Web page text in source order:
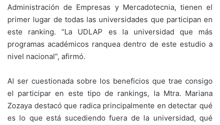
Administración de Empresas y Mercadotecnia, tienen el
primer lugar de todas las universidades que participan en
este ranking. “La UDLAP es la universidad que más
programas académicos ranquea dentro de este estudio a
nivel nacional”, afirmó.
Al ser cuestionada sobre los beneficios que trae consigo
el participar en este tipo de rankings, la Mtra. Mariana
Zozaya destacó que radica principalmente en detectar qué
es lo que está sucediendo fuera de la universidad, qué